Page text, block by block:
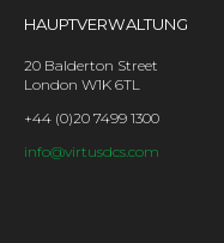
HAUPTVERWALTUNG
20 Balderton Street
London W1K 6TL
+44 (0)20 7499 1300
info@virtusdcs.com